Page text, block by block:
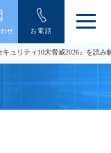
せ お電話
メ
ュ
ー
キュリティ10大脅威2026』を読み